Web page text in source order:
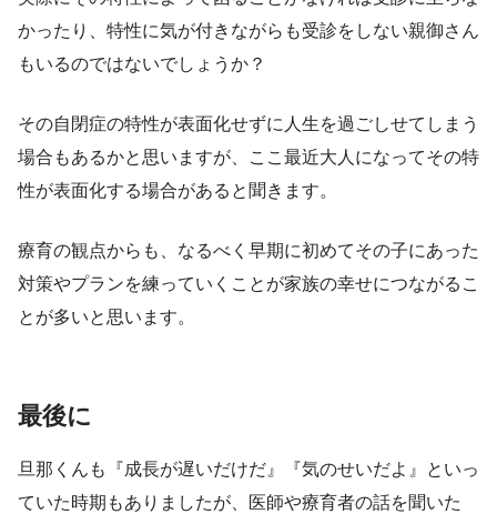
かったり、特性に気が付きながらも受診をしない親御さん
もいるのではないでしょうか？
その自閉症の特性が表面化せずに人生を過ごしせてしまう
場合もあるかと思いますが、ここ最近大人になってその特
性が表面化する場合があると聞きます。
療育の観点からも、なるべく早期に初めてその子にあった
対策やプランを練っていくこと が家族の幸せにつながるこ
とが多いと思います。
最後に
旦那くんも『成長が遅いだけだ』『気のせいだよ』といっ
ていた時期もありましたが、医師や療育者の話を聞いた